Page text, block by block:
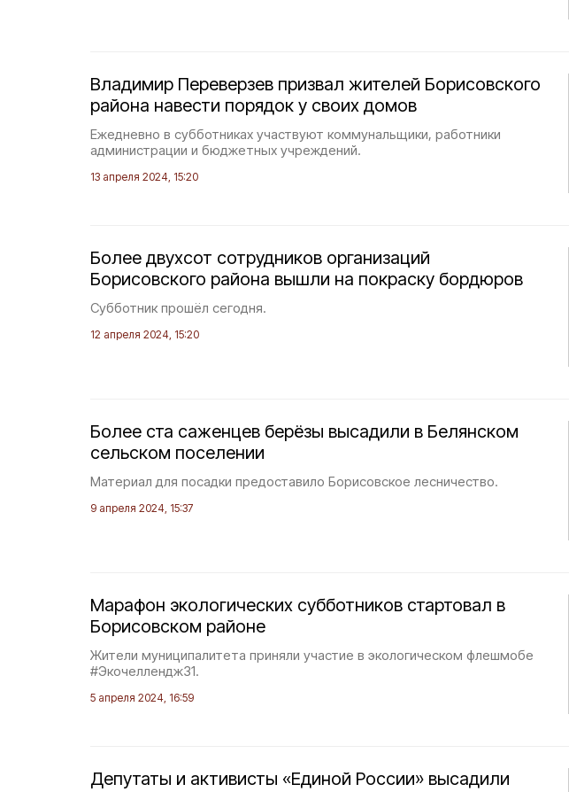
Владимир Переверзев призвал жителей Борисовского
района навести порядок у своих домов
Ежедневно в субботниках участвуют коммунальщики, работники
администрации и бюджетных учреждений.
13 апреля 2024, 15:20
Более двухсот сотрудников организаций
Борисовского района вышли на покраску бордюров
Субботник прошёл сегодня.
12 апреля 2024, 15:20
Более ста саженцев берёзы высадили в Белянском
сельском поселении
Материал для посадки предоставило Борисовское лесничество.
9 апреля 2024, 15:37
Марафон экологических субботников стартовал в
Борисовском районе
Жители муниципалитета приняли участие в экологическом флешмобе
#Экочеллендж31.
5 апреля 2024, 16:59
Депутаты и активисты «Единой России» высадили